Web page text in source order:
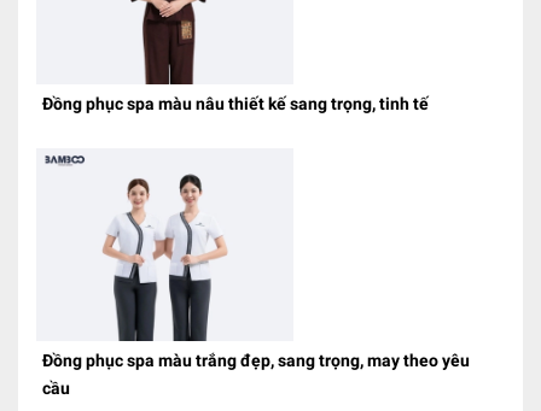
Đồng phục spa màu nâu thiết kế sang trọng, tinh tế
Đồng phục spa màu trắng đẹp, sang trọng, may theo yêu
cầu